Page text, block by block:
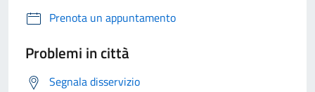
Prenota un appuntamento
Problemi in città
Segnala disservizio